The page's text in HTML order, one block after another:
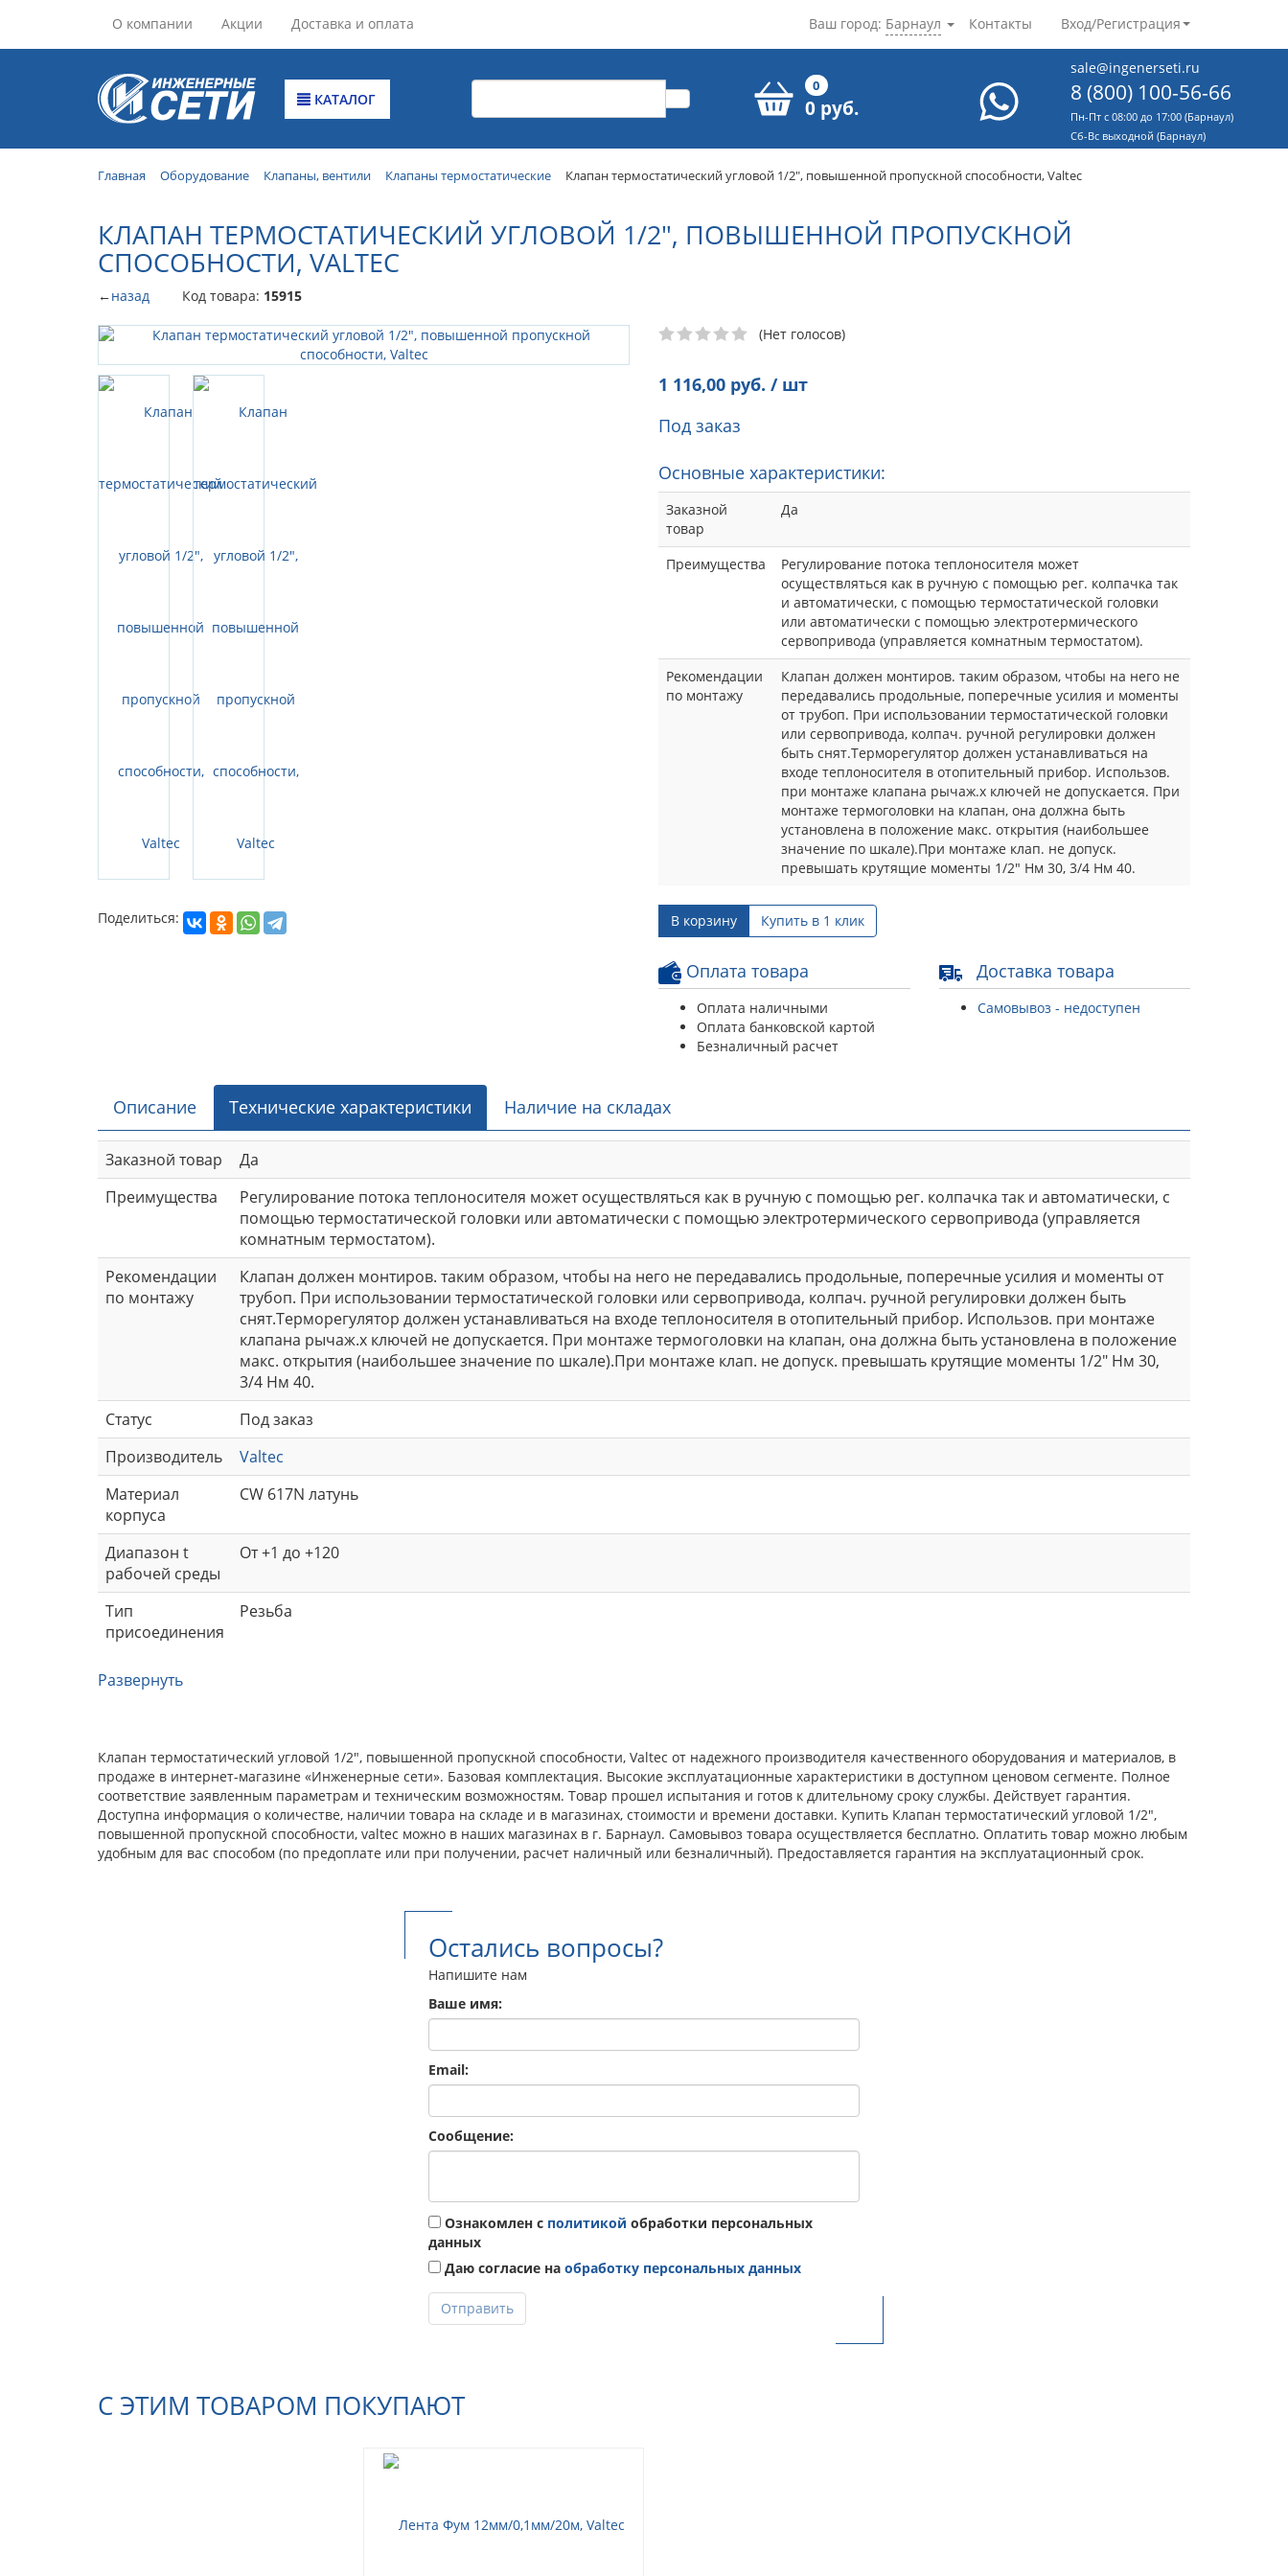
О компании Акции Доставка и оплата Контакты Вход/Регистрация
Ваш город: Барнаул
КАТАЛОГ
0
0 руб.
sale@ingenerseti.ru
8 (800) 100-56-66
Пн-Пт с 08:00 до 17:00 (Барнаул)
Cб-Вс выходной (Барнаул)
Главная Оборудование Клапаны, вентили Клапаны термостатические Клапан термостатический угловой 1/2", повышенной пропускной способности, Valtec
КЛАПАН ТЕРМОСТАТИЧЕСКИЙ УГЛОВОЙ 1/2", ПОВЫШЕННОЙ ПРОПУСКНОЙ
СПОСОБНОСТИ, VALTEC
←назад Код товара: 15915
Поделиться:
(Нет голосов)
1 116,00 руб. / шт
Под заказ
Основные характеристики:
Заказной
товар
Да
Преимущества
Регулирование потока теплоносителя может
осуществляться как в ручную с помощью рег. колпачка так
и автоматически, с помощью термостатической головки
или автоматически с помощью электротермического
сервопривода (управляется комнатным термостатом).
Рекомендации
по монтажу
Клапан должен монтиров. таким образом, чтобы на него не
передавались продольные, поперечные усилия и моменты
от трубоп. При использовании термостатической головки
или сервопривода, колпач. ручной регулировки должен
быть снят.Терморегулятор должен устанавливаться на
входе теплоносителя в отопительный прибор. Использов.
при монтаже клапана рычаж.х ключей не допускается. При
монтаже термоголовки на клапан, она должна быть
установлена в положение макс. открытия (наибольшее
значение по шкале).При монтаже клап. не допуск.
превышать крутящие моменты 1/2" Нм 30, 3/4 Нм 40.
В корзину Купить в 1 клик
Оплата товара
Оплата наличными
Оплата банковской картой
Безналичный расчет
Доставка товара
Самовывоз - недоступен
Описание Технические характеристики Наличие на складах
Заказной товар
Да
Преимущества
Регулирование потока теплоносителя может осуществляться как в ручную с помощью рег. колпачка так и автоматически, с
помощью термостатической головки или автоматически с помощью электротермического сервопривода (управляется
комнатным термостатом).
Рекомендации
по монтажу
Клапан должен монтиров. таким образом, чтобы на него не передавались продольные, поперечные усилия и моменты от
трубоп. При использовании термостатической головки или сервопривода, колпач. ручной регулировки должен быть
снят.Терморегулятор должен устанавливаться на входе теплоносителя в отопительный прибор. Использов. при монтаже
клапана рычаж.х ключей не допускается. При монтаже термоголовки на клапан, она должна быть установлена в положение
макс. открытия (наибольшее значение по шкале).При монтаже клап. не допуск. превышать крутящие моменты 1/2" Нм 30,
3/4 Нм 40.
Статус
Под заказ
Производитель
Valtec
Материал
корпуса
CW 617N латунь
Диапазон t
рабочей среды
От +1 до +120
Тип
присоединения
Резьба
Развернуть
Клапан термостатический угловой 1/2", повышенной пропускной способности, Valtec от надежного производителя качественного оборудования и материалов, в
продаже в интернет-магазине «Инженерные сети». Базовая комплектация. Высокие эксплуатационные характеристики в доступном ценовом сегменте. Полное
соответствие заявленным параметрам и техническим возможностям. Товар прошел испытания и готов к длительному сроку службы. Действует гарантия.
Доступна информация о количестве, наличии товара на складе и в магазинах, стоимости и времени доставки. Купить Клапан термостатический угловой 1/2",
повышенной пропускной способности, valtec можно в наших магазинах в г. Барнаул. Самовывоз товара осуществляется бесплатно. Оплатить товар можно любым
удобным для вас способом (по предоплате или при получении, расчет наличный или безналичный). Предоставляется гарантия на эксплуатационный срок.
Остались вопросы?
Напишите нам
Ваше имя:
Email:
Сообщение:
Ознакомлен с политикой обработки персональных
данных
Даю согласие на обработку персональных данных
Отправить
С ЭТИМ ТОВАРОМ ПОКУПАЮТ